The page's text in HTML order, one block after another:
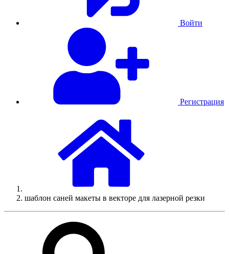
Войти
Регистрация
шаблон саней макеты в векторе для лазерной резки